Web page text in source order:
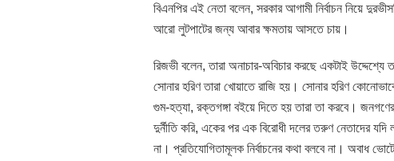
বিএনপির এই নেতা বলেন, সরকার আগামী নির্বাচন নিয়ে
আরো লুটপাটের জন্য আবার ক্ষমতায় আসতে চায়।
রিজভী বলেন, তারা অনাচার-অবিচার করছে একটাই
সোনার হরিণ তারা খোয়াতে রাজি হয়। সোনার হরিণ
গুম-হত্যা, রক্তগঙ্গা বইয়ে দিতে হয় তারা তা করবে।
দুর্নীতি করি, একের পর এক বিরোধী দলের তরুণ নেতাদের যদি
না। প্রতিযোগিতামূলক নির্বাচনের কথা বলবে না। অবাধ